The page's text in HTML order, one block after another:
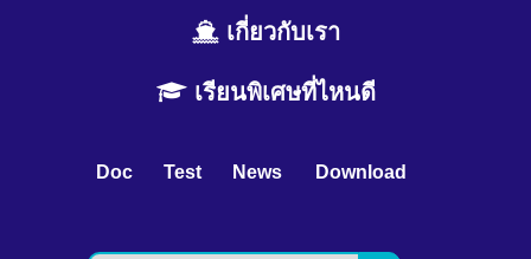
เกี่ยวกับเรา
เรียนพิเศษที่ไหนดี
Doc Test News Download